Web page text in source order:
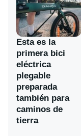
Esta es la
primera bici
eléctrica
plegable
preparada
también para
caminos de
tierra